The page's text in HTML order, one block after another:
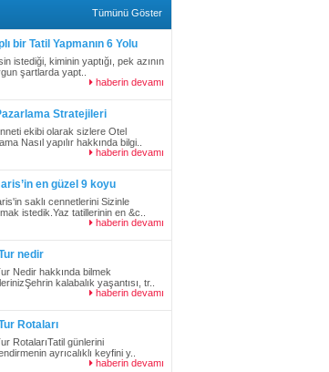
Tümünü Göster
bir Tatil Yapmanın 6 Yolu
istediği, kiminin yaptığı, pek azının
şartlarda yapt..
haberin devamı
Stratejileri
ekibi olarak sizlere Otel
Nasıl yapılır hakkında bilgi..
haberin devamı
en güzel 9 koyu
saklı cennetlerini Sizinle
istedik.Yaz tatillerinin en &c..
haberin devamı
nedir
Nedir hakkında bilmek
kalabalık yaşantısı, tr..
haberin devamı
Rotaları
RotalarıTatil günlerini
ayrıcalıklı keyfini y..
haberin devamı